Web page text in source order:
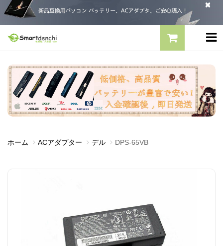
ホーム ACアダプター デル DPS-65VB